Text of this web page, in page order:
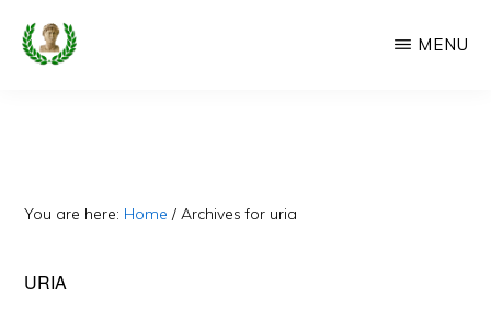
Skip
Faqe
Dedikuar
MENU
You are here: Home / Archives for uria
URIA